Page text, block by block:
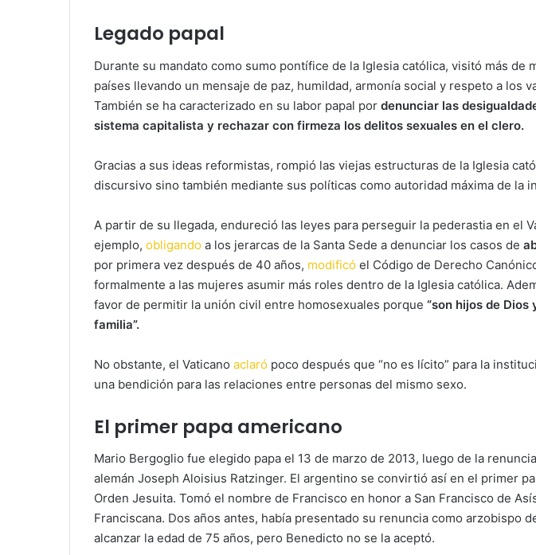
Legado papal
Durante su mandato como sumo pontífice de la Iglesia católica, visitó más de
países llevando un mensaje de paz, humildad, armonía social y respeto a los
También se ha caracterizado en su labor papal por denunciar las
sistema capitalista y rechazar con firmeza los delitos sexuales en el clero.
Gracias a sus ideas reformistas, rompió las viejas estructuras de la Iglesia
discursivo sino también mediante sus políticas como autoridad máxima de la
A partir de su llegada, endureció las leyes para perseguir la pederastia en el
ejemplo, obligando a los jerarcas de la Santa Sede a denunciar los casos de
por primera vez después de 40 años, modificó el Código de Derecho
formalmente a las mujeres asumir más roles dentro de la Iglesia católica.
favor de permitir la unión civil entre homosexuales porque “son hijos de Dios
familia”.
No obstante, el Vaticano aclaró poco después que “no es lícito” para la
una bendición para las relaciones entre personas del mismo sexo.
El primer papa americano
Mario Bergoglio fue elegido papa el 13 de marzo de 2013, luego de la
alemán Joseph Aloisius Ratzinger. El argentino se convirtió así en el primer
Orden Jesuita. Tomó el nombre de Francisco en honor a San Francisco de
Franciscana. Dos años antes, había presentado su renuncia como arzobispo
alcanzar la edad de 75 años, pero Benedicto no se la aceptó.